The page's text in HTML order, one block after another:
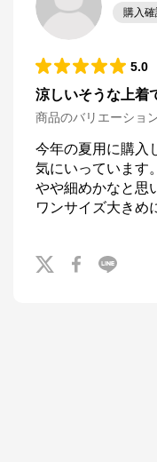
購入
5.0
涼しいそうな上着
商品のバリエーショ
今年の夏用に購入
気にいっています
やや細めかなと思